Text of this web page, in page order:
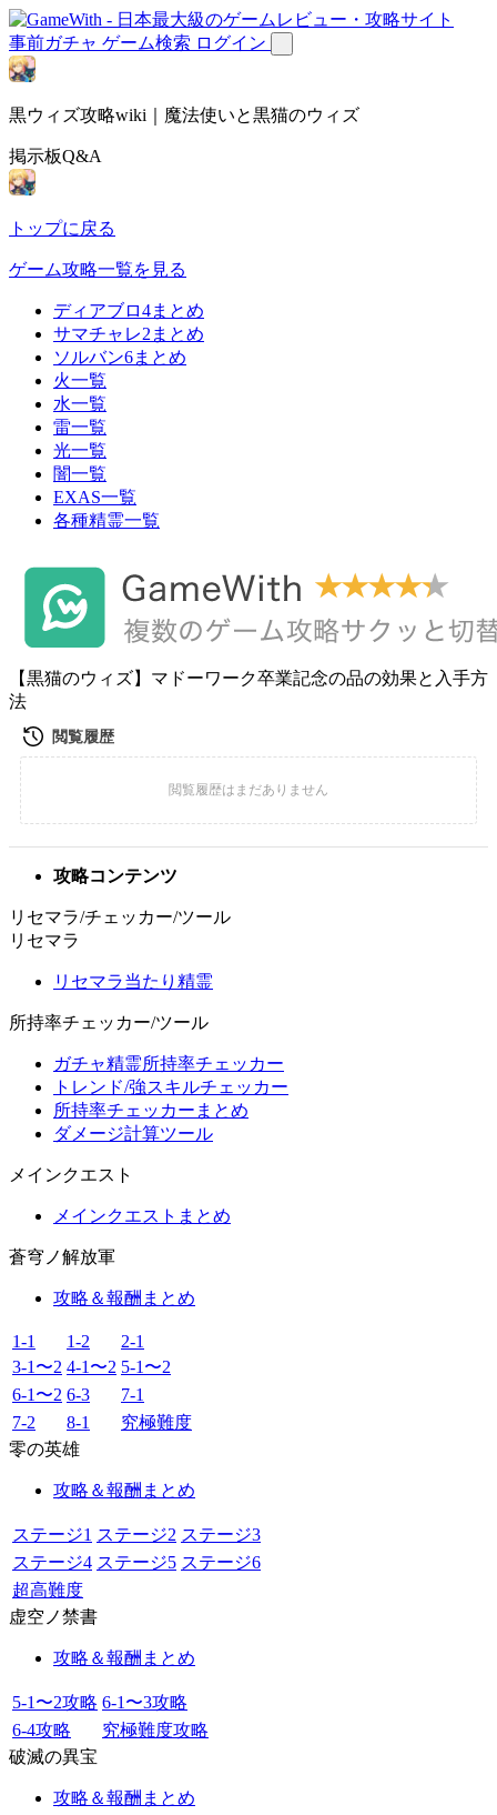
事前ガチャ ゲーム検索 ログイン
黒ウィズ攻略wiki｜魔法使いと黒猫のウィズ
掲示板Q&A
トップに戻る
ゲーム攻略一覧を見る
ディアブロ4まとめ
サマチャレ2まとめ
ソルバン6まとめ
火一覧
水一覧
雷一覧
光一覧
闇一覧
EXAS一覧
各種精霊一覧
【黒猫のウィズ】マドーワーク卒業記念の品の効果と入手方
法
攻略コンテンツ
リセマラ/チェッカー/ツール
リセマラ
リセマラ当たり精霊
所持率チェッカー/ツール
ガチャ精霊所持率チェッカー
トレンド/強スキルチェッカー
所持率チェッカーまとめ
ダメージ計算ツール
メインクエスト
メインクエストまとめ
蒼穹ノ解放軍
攻略＆報酬まとめ
1-1 1-2
2-1
3-1〜2 4-1〜2 5-1〜2
6-1〜2 6-3
7-1
7-2
8-1
究極難度
零の英雄
攻略＆報酬まとめ
ステージ1 ステージ2 ステージ3
ステージ4 ステージ5 ステージ6
超高難度
虚空ノ禁書
攻略＆報酬まとめ
5-1〜2攻略 6-1〜3攻略
6-4攻略
究極難度攻略
破滅の異宝
攻略＆報酬まとめ